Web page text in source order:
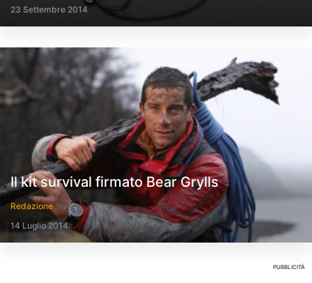
23 Settembre 2014
Il kit survival firmato Bear Grylls
Redazione
14 Luglio 2014
PUBBLICITÀ